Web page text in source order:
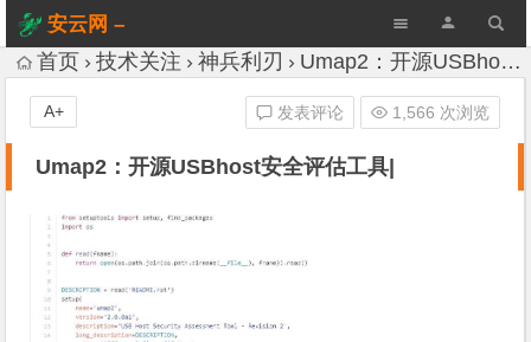
安云网 –
AnYun.ORG
首页 技术关注 神兵利刃 Umap2：开源USBhost安全评估工具|
Umap2：开源USBhost安全评估工具|
发表评论 1,566 次浏览
A+